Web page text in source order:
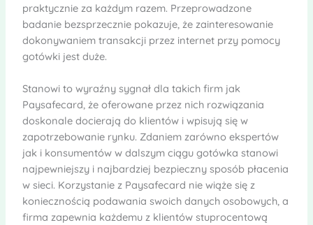
praktycznie za każdym razem. Przeprowadzone
badanie bezsprzecznie pokazuje, że zainteresowanie
dokonywaniem transakcji przez internet przy pomocy
gotówki jest duże.
Stanowi to wyraźny sygnał dla takich firm jak
Paysafecard, że oferowane przez nich rozwiązania
doskonale docierają do klientów i wpisują się w
zapotrzebowanie rynku. Zdaniem zarówno ekspertów
jak i konsumentów w dalszym ciągu gotówka stanowi
najpewniejszy i najbardziej bezpieczny sposób płacenia
w sieci. Korzystanie z Paysafecard nie wiąże się z
koniecznością podawania swoich danych osobowych, a
firma zapewnia każdemu z klientów stuprocentową